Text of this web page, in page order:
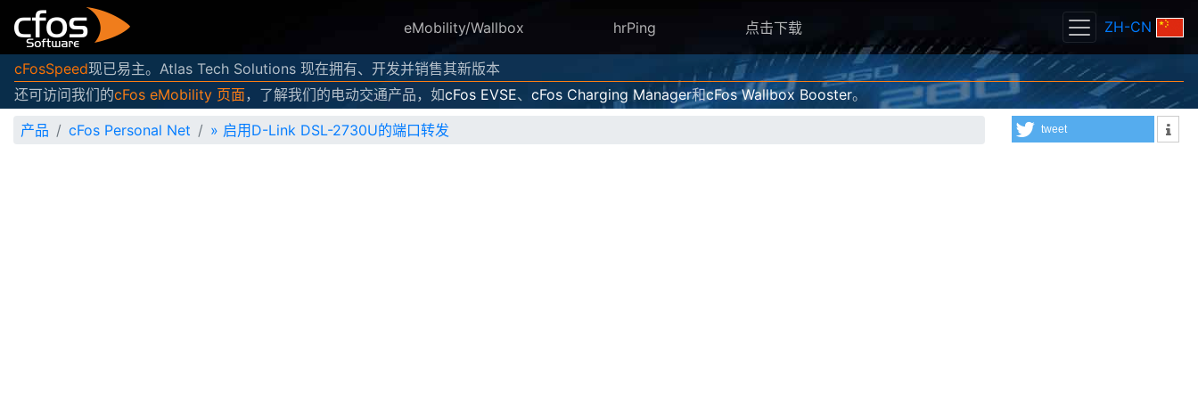
eMobility/Wallbox hrPing 点击下载 ZH-CN
cFosSpeed现已易主。Atlas Tech Solutions 现在拥有、开发并销售其新版本
还可访问我们的cFos eMobility 页面，了解我们的电动交通产品，如cFos EVSE、 cFos Charging Manager和cFos Wallbox Booster。
产品
cFos Personal Net » 启用D-Link DSL-2730U的端口转发 tweet